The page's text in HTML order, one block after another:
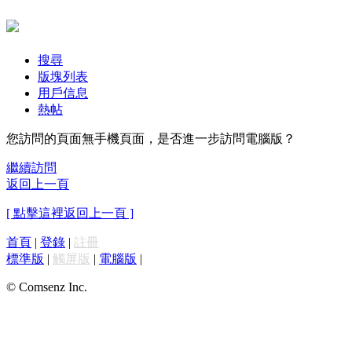
搜尋
版塊列表
用戶信息
熱帖
您訪問的頁面無手機頁面，是否進一步訪問電腦版？
繼續訪問
返回上一頁
[ 點擊這裡返回上一頁 ]
首頁 | 登錄 | 註冊
標準版 | 觸屏版 | 電腦版 |
© Comsenz Inc.